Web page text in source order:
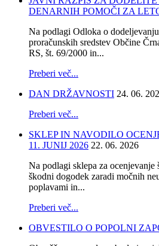
DENARNIH POMOČI ZA
Na podlagi Odloka o
proračunskih sredstev Občine
RS, št. 69/2000 in...
Preberi več...
DAN DRŽAVNOSTI 24. 06.
Preberi več...
SKLEP IN NAVODILO
11. JUNIJ 2026 22. 06. 2026
Na podlagi sklepa za ocenjevanje
škodni dogodek zaradi močnih
poplavami in...
Preberi več...
OBVESTILO O POPOLNI